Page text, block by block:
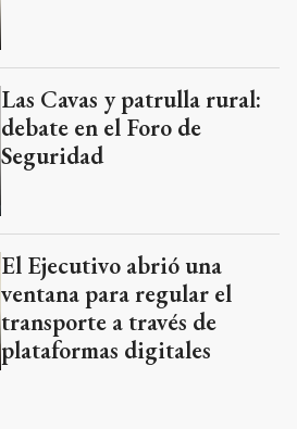
Las Cavas y patrulla rural:
debate en el Foro de
Seguridad
El Ejecutivo abrió una
ventana para regular el
transporte a través de
plataformas digitales